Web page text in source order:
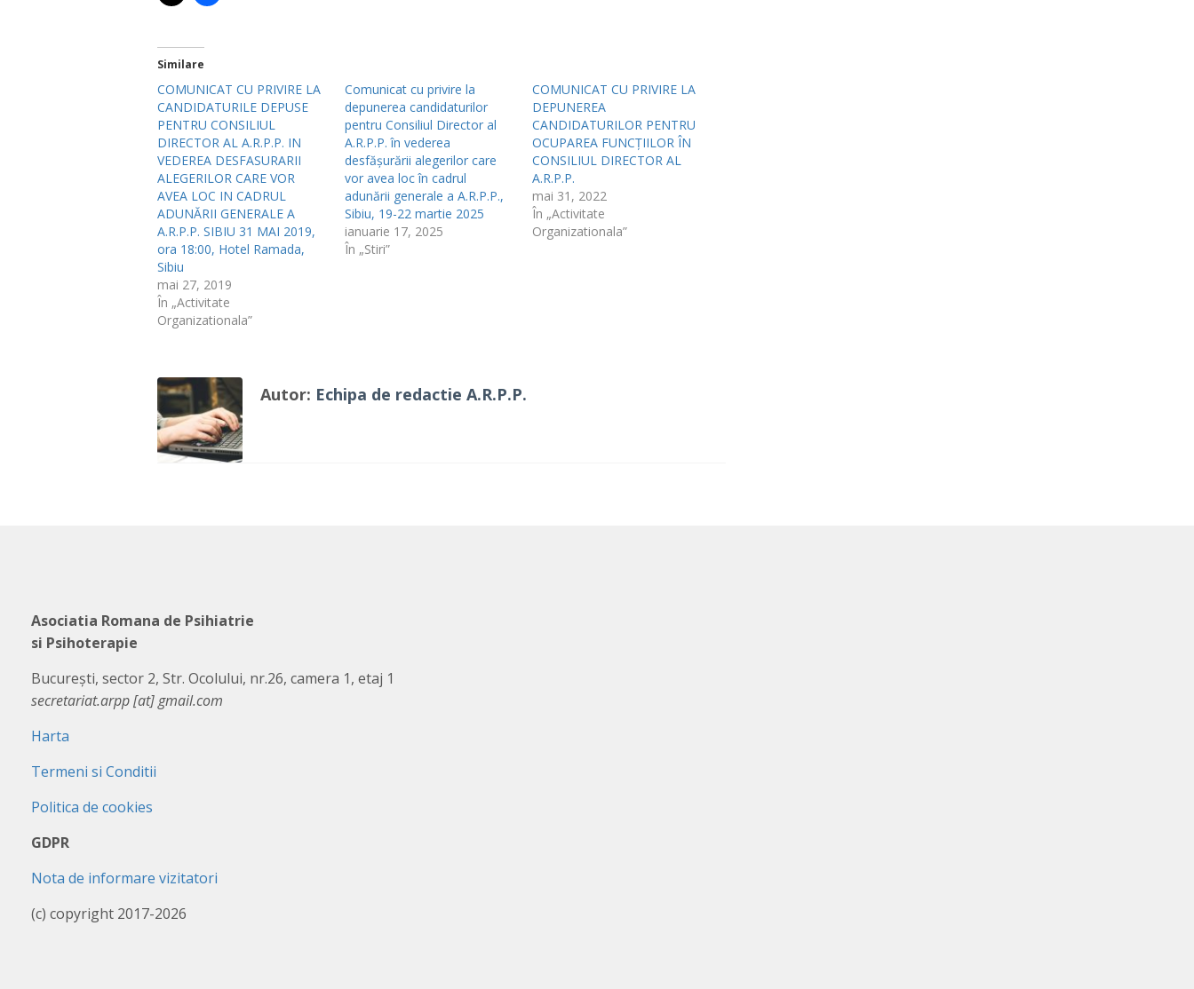
Similare
COMUNICAT CU PRIVIRE LA
CANDIDATURILE DEPUSE
PENTRU CONSILIUL
DIRECTOR AL A.R.P.P. IN
VEDEREA DESFASURARII
ALEGERILOR CARE VOR
AVEA LOC IN CADRUL
ADUNĂRII GENERALE A
A.R.P.P. SIBIU 31 MAI 2019,
ora 18:00, Hotel Ramada,
Sibiu
mai 27, 2019
În „Activitate
Organizationala”
Comunicat cu privire la
depunerea candidaturilor
pentru Consiliul Director al
A.R.P.P. în vederea
desfășurării alegerilor care
vor avea loc în cadrul
adunării generale a A.R.P.P.,
Sibiu, 19-22 martie 2025
ianuarie 17, 2025
În „Stiri”
COMUNICAT CU PRIVIRE LA
DEPUNEREA
CANDIDATURILOR PENTRU
OCUPAREA FUNCȚIILOR ÎN
CONSILIUL DIRECTOR AL
A.R.P.P.
mai 31, 2022
În „Activitate
Organizationala”
Autor: Echipa de redactie A.R.P.P.
Asociatia Romana de Psihiatrie
si Psihoterapie
București, sector 2, Str. Ocolului, nr.26, camera 1, etaj 1
secretariat.arpp [at] gmail.com
Harta
Termeni si Conditii
Politica de cookies
GDPR
Nota de informare vizitatori
(c) copyright 2017-2026